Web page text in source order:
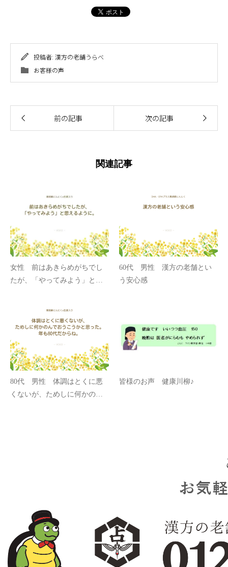
投稿者: 漢方の老舗うらべ
お客様の声
前の記事 次の記事
関連記事
女性 前はあきらめがちでし
たが、「やってみよう」と思
60代 男性 漢方の老舗とい
う安心感
80代 男性 体調はとくに悪
くないが、ためしに何かのん
皆様のお声 健康川柳♪